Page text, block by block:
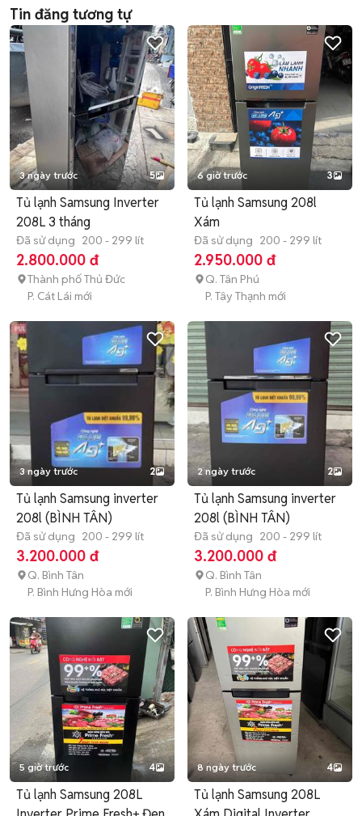
Tin đăng tương tự
3 ngày trước 5
Tủ lạnh Samsung Inverter
208L 3 tháng
Đã sử dụng 200 - 299 lít
2.800.000 đ
Thành phố Thủ Đức
P. Cát Lái mới
6 giờ trước 3
Tủ lạnh Samsung 208l
Xám
Đã sử dụng 200 - 299 lít
2.950.000 đ
Q. Tân Phú
P. Tây Thạnh mới
3 ngày trước 2
Tủ lạnh Samsung inverter
208l (BÌNH TÂN)
Đã sử dụng 200 - 299 lít
3.200.000 đ
Q. Bình Tân
P. Bình Hưng Hòa mới
2 ngày trước 2
Tủ lạnh Samsung inverter
208l (BÌNH TÂN)
Đã sử dụng 200 - 299 lít
3.200.000 đ
Q. Bình Tân
P. Bình Hưng Hòa mới
5 giờ trước 4
Tủ lạnh Samsung 208L
8 ngày trước 4
Tủ lạnh Samsung 208L